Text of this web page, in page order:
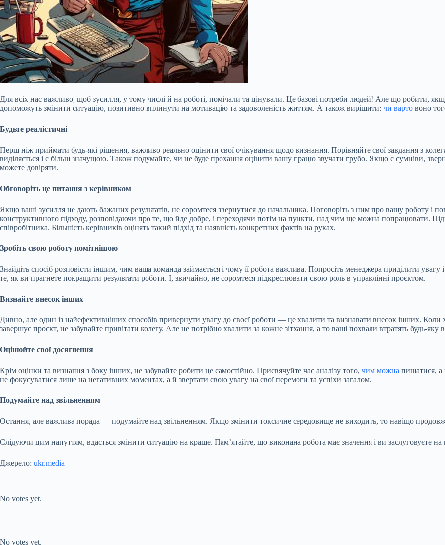
Для всіх нас важливо, щоб зусилля, у тому числі й на роботі, помічали та цінували. Це базові потреби людей! Але що робити,
допоможуть змінити ситуацію, позитивно вплинути на мотивацію та задоволеність життям. А також вирішити: чи варто воно
Будьте реалістичні
Перш ніж приймати будь-які рішення, важливо реально оцінити свої очікування щодо визнання. Порівняйте свої завдання з
виділяється і є більш значущою. Також подумайте, чи не буде прохання оцінити вашу працю звучати грубо. Якщо є сумніви,
можете довіряти.
Обговоріть це питання з керівником
Якщо ваші зусилля не дають бажаних результатів, не соромтеся звернутися до начальника. Поговоріть з ним про вашу роботу і
конструктивного підходу, розповідаючи про те, що йде добре, і переходячи потім на пункти, над чим ще можна попрацювати.
співробітника. Більшість керівників оцінять такий підхід та наявність конкретних фактів на руках.
Зробіть свою роботу помітнішою
Знайдіть спосіб розповісти іншим, чим ваша команда займається і чому її робота важлива. Попросіть менеджера приділити увагу
те, як ви прагнете покращити результати роботи. І, звичайно, не соромтеся підкреслювати свою роль в управлінні проєктом.
Визнайте внесок інших
Дивно, але один із найефективніших способів привернути увагу до своєї роботи — це хвалити та визнавати внесок інших. Коли
завершує проєкт, не забувайте привітати колегу. Але не потрібно хвалити за кожне зітхання, а то ваші похвали втратять будь-яку
Оцінюйте свої досягнення
Крім оцінки та визнання з боку інших, не забувайте робити це самостійно. Присвячуйте час аналізу того, чим можна пишатися, а
не фокусуватися лише на негативних моментах, а й звертати свою увагу на свої перемоги та успіхи загалом.
Подумайте над звільненням
Остання, але важлива порада — подумайте над звільненням. Якщо змінити токсичне середовище не виходить, то навіщо
Слідуючи цим напуттям, вдасться змінити ситуацію на краще. Пам’ятайте, що виконана робота має значення і ви заслуговуєте на
Джерело: ukr.media
No votes yet.
No votes yet.